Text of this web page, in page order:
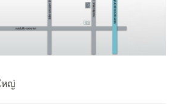
หญ่